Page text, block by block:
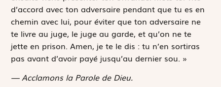
d’accord avec ton adversaire pendant que tu es en
chemin avec lui, pour éviter que ton adversaire ne
te livre au juge, le juge au garde, et qu’on ne te
jette en prison. Amen, je te le dis : tu n’en sortiras
pas avant d’avoir payé jusqu’au dernier sou. »
— Acclamons la Parole de Dieu.